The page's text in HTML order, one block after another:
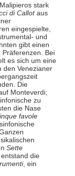
stark
di Callotaus
eingespielte,
und
gibt einen
Präferenzen. Bei
es sich um eine
den Venezianer
Die
Monteverdi;
zu
die Nase
favole
Sette
die
, ein